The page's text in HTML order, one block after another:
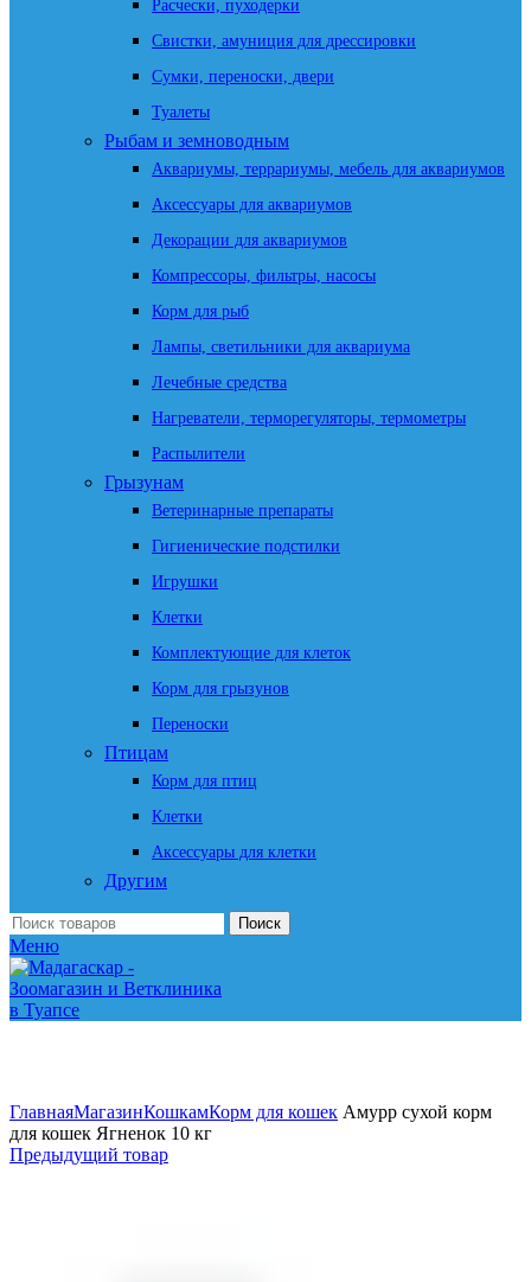
Расчески, пуходерки
Свистки, амуниция для дрессировки
Сумки, переноски, двери
Туалеты
Рыбам и земноводным
Аквариумы, террариумы, мебель для аквариумов
Аксессуары для аквариумов
Декорации для аквариумов
Компрессоры, фильтры, насосы
Корм для рыб
Лампы, светильники для аквариума
Лечебные средства
Нагреватели, терморегуляторы, термометры
Распылители
Грызунам
Ветеринарные препараты
Гигиенические подстилки
Игрушки
Клетки
Комплектующие для клеток
Корм для грызунов
Переноски
Птицам
Корм для птиц
Клетки
Аксессуары для клетки
Другим
Поиск
Меню
ГлавнаяМагазинКошкамКорм для кошек Амурр сухой корм
для кошек Ягненок 10 кг
Предыдущий товар